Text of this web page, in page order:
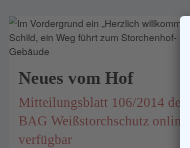
Neues vom Hof
Mitteilungsblatt 106/2014 der
BAG Weißstorchschutz online
verfügbar